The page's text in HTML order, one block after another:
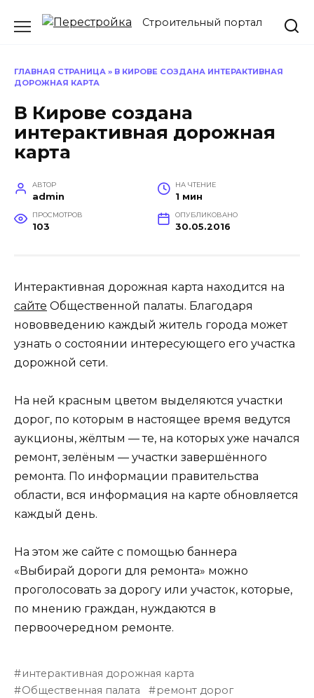
Строительный портал
ГЛАВНАЯ СТРАНИЦА » В КИРОВЕ СОЗДАНА ИНТЕРАКТИВНАЯ
ДОРОЖНАЯ КАРТА
В Кирове создана
интерактивная дорожная
карта
АВТОР
admin
НА ЧТЕНИЕ
1 мин
ПРОСМОТРОВ
103
ОПУБЛИКОВАНО
30.05.2016
Интерактивная дорожная карта находится на
сайте Общественной палаты. Благодаря
нововведению каждый житель города может
узнать о состоянии интересующего его участка
дорожной сети.
На ней красным цветом выделяются участки
дорог, по которым в настоящее время ведутся
аукционы, жёлтым — те, на которых уже начался
ремонт, зелёным — участки завершённого
ремонта. По информации правительства
области, вся информация на карте обновляется
каждый день.
На этом же сайте с помощью баннера
«Выбирай дороги для ремонта» можно
проголосовать за дорогу или участок, которые,
по мнению граждан, нуждаются в
первоочередном ремонте.
интерактивная дорожная карта
Общественная палата
ремонт дорог